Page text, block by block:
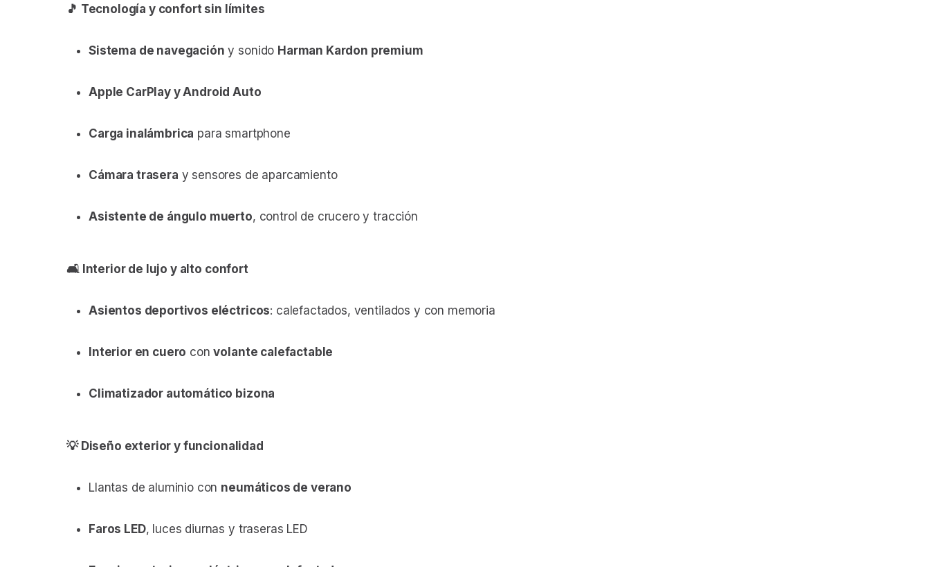
🎵 Tecnología y confort sin límites
Sistema de navegación y sonido Harman Kardon premium
Apple CarPlay y Android Auto
Carga inalámbrica para smartphone
Cámara trasera y sensores de aparcamiento
Asistente de ángulo muerto, control de crucero y tracción
🛋 Interior de lujo y alto confort
Asientos deportivos eléctricos: calefactados, ventilados y con memoria
Interior en cuero convolante calefactable
Climatizador automático bizona
💡 Diseño exterior y funcionalidad
Llantas de aluminio con neumáticos de verano
Faros LED, luces diurnas y traseras LED